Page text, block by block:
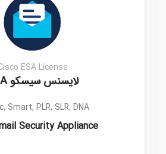
ESA License
لایسنس سیسکو ESA
Smart, PLR, SLR, DNA
Security Appliance